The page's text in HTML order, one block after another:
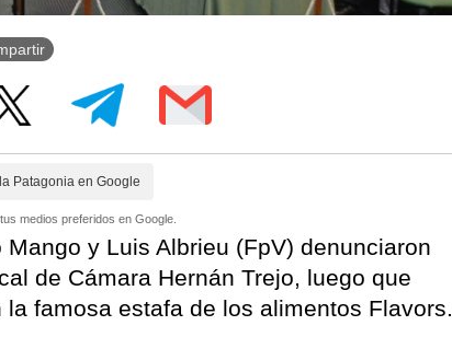
Patagonia en Google
medios preferidos en Google.
y Luis Albrieu (FpV) denunciaron
de Cámara Hernán Trejo, luego que
famosa estafa de los alimentos Flavors.